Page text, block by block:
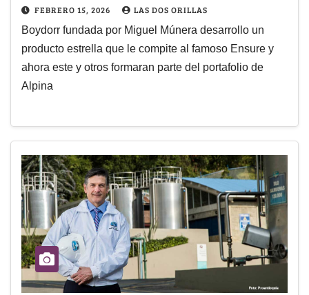
FEBRERO 15, 2026 LAS DOS ORILLAS
Boydorr fundada por Miguel Múnera desarrollo un
producto estrella que le compite al famoso Ensure y
ahora este y otros formaran parte del portafolio de
Alpina